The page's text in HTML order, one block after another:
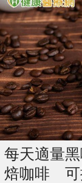
每天適量
焙咖啡 可